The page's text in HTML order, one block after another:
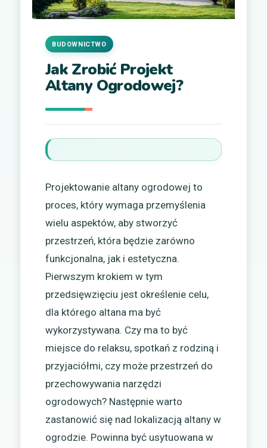
Jak Zrobić Projekt
Altany Ogrodowej?
BUDOWNICTWO
Projektowanie altany ogrodowej to
proces, który wymaga przemyślenia
wielu aspektów, aby stworzyć
przestrzeń, która będzie zarówno
funkcjonalna, jak i estetyczna.
Pierwszym krokiem w tym
przedsięwzięciu jest określenie celu,
dla którego altana ma być
wykorzystywana. Czy ma to być
miejsce do relaksu, spotkań z rodziną i
przyjaciółmi, czy może przestrzeń do
przechowywania narzędzi
ogrodowych? Następnie warto
zastanowić się nad lokalizacją altany w
ogrodzie. Powinna być usytuowana w